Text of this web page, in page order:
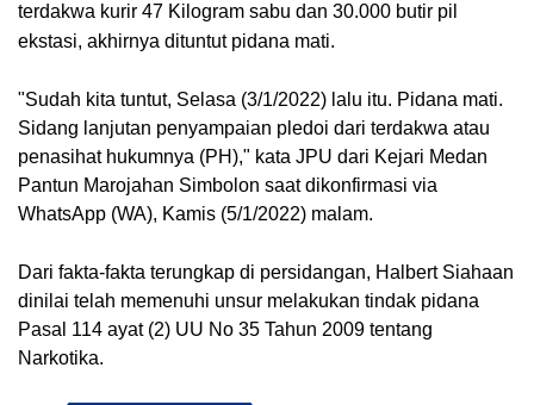
terdakwa kurir 47 Kilogram sabu dan 30.000 butir pil
ekstasi, akhirnya dituntut pidana mati.
"Sudah kita tuntut, Selasa (3/1/2022) lalu itu. Pidana mati.
Sidang lanjutan penyampaian pledoi dari terdakwa atau
penasihat hukumnya (PH)," kata JPU dari Kejari Medan
Pantun Marojahan Simbolon saat dikonfirmasi via
WhatsApp (WA), Kamis (5/1/2022) malam.
Dari fakta-fakta terungkap di persidangan, Halbert Siahaan
dinilai telah memenuhi unsur melakukan tindak pidana
Pasal 114 ayat (2) UU No 35 Tahun 2009 tentang
Narkotika.